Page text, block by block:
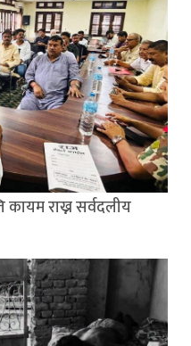
कायम राख्न सर्वदलीय